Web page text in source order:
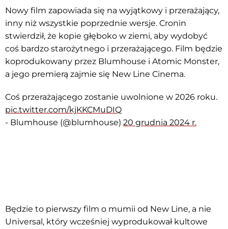
Nowy film zapowiada się na wyjątkowy i przerażający,
inny niż wszystkie poprzednie wersje. Cronin
stwierdził, że kopie głęboko w ziemi, aby wydobyć
coś bardzo starożytnego i przerażającego. Film będzie
koprodukowany przez Blumhouse i Atomic Monster,
a jego premierą zajmie się New Line Cinema.
Coś przerażającego zostanie uwolnione w 2026 roku.
pic.twitter.com/kjKKCMuDIQ
- Blumhouse (@blumhouse) 20 grudnia 2024 r.
Będzie to pierwszy film o mumii od New Line, a nie
Universal, który wcześniej wyprodukował kultowe